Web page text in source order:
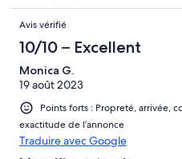
Avis vérifié
10/10 – Excellent
Monica G.
19 août 2023
Points forts : Propreté, arrivée,
exactitude de l’annonce
Traduire avec Google